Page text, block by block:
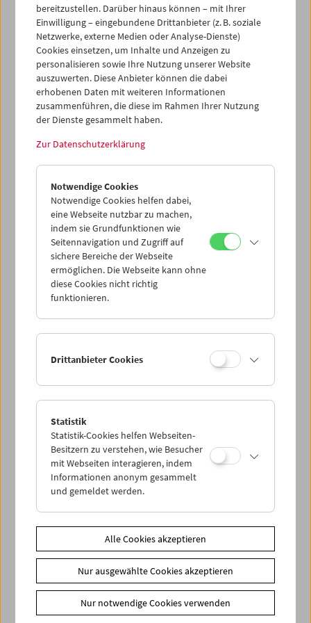
zum Nachweis der Genesung bzw. der Immunisierung
durch Impfung ein negativer PCR-Test vorzuweisen ist.
Detaillierte Informationen zu den aktuellen Corona-
Maßnahmen der Stadt Wien finden Sie hier.
Unsere aktualisierten FAQ finden Sie hier.
Wir bedauern diese Erschwernisse, können sie aber nicht
Team des Österreichischen Filmmuseums
< zurück zur Übersicht
Share on
News
News Archiv
Newsletter
Fotos unserer Gäste
Gästebuch
Trailer
bereitzustellen. Darüber hinaus können – mit Ihrer
Einwilligung – eingebundene Drittanbieter (z. B. soziale
Netzwerke, externe Medien oder Analyse-Dienste)
Cookies einsetzen, um Inhalte und Anzeigen zu
personalisieren sowie Ihre Nutzung unserer Website
auszuwerten. Diese Anbieter können die dabei
erhobenen Daten mit weiteren Informationen
zusammenführen, die diese im Rahmen Ihrer Nutzung
der Dienste gesammelt haben.
Zur Datenschutzerklärung
Notwendige Cookies
Notwendige Cookies helfen dabei,
eine Webseite nutzbar zu machen,
indem sie Grundfunktionen wie
Seitennavigation und Zugriff auf
sichere Bereiche der Webseite
ermöglichen. Die Webseite kann ohne
diese Cookies nicht richtig
funktionieren.
Drittanbieter Cookies
Statistik
Statistik-Cookies helfen Webseiten-
Besitzern zu verstehen, wie Besucher
mit Webseiten interagieren, indem
Informationen anonym gesammelt
und gemeldet werden.
Alle Cookies akzeptieren
Nur ausgewählte Cookies akzeptieren
Nur notwendige Cookies verwenden